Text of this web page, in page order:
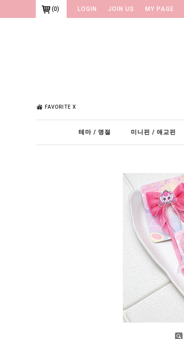
(0) LOGIN JOIN US MY PAGE
FAVORITE X
테마 / 명절 미니핀 / 애교핀